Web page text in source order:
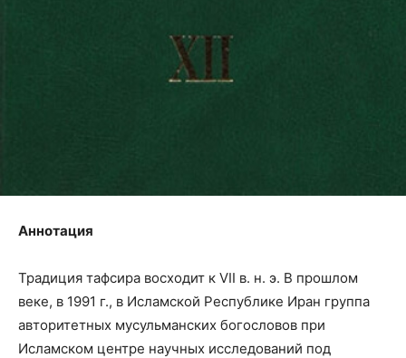
Аннотация
Традиция тафсира восходит к VII в. н. э. В прошлом
веке, в 1991 г., в Исламской Республике Иран группа
авторитетных мусульманских богословов при
Исламском центре научных исследований под